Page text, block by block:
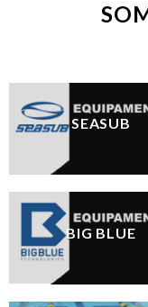
SEASUB
BIG BLUE